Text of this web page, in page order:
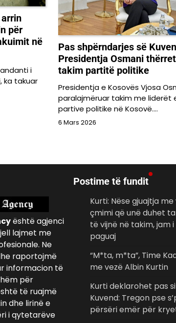
arrin
për
në
i
ka takuar
Pas shpërndarjes së
Presidentja Osmani
takim partitë politike
Presidentja e Kosovës Vjosa
paralajmëruar takim me liderët
partive politike në Kosovë.…
6 Mars 2026
është agjenci
lajmet me
Ne
raportojmë
informacion të
për
të ruajmë
dhe lirinë e
i qytetarëve
Postime të fundit
Kurti: Nëse gjuajtja
çmimi që unë duhet
të vijnë në takim, jam
paguaj
“M*ta, m*ta”, Time
me vezë Albin Kurtin
Kurti deklarohet pas
Kuvend: Tregon pse
përsëri emër për